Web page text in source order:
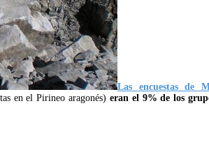
Las encuestas de
en el Pirineo aragonés) eran el 9% de los